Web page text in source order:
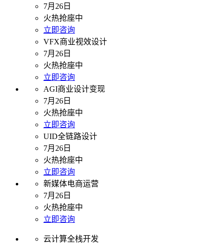
7月26日
火热抢座中
立即咨询
VFX商业视效设计
7月26日
火热抢座中
立即咨询
AGI商业设计变现
7月26日
火热抢座中
立即咨询
UID全链路设计
7月26日
火热抢座中
立即咨询
新媒体电商运营
7月26日
火热抢座中
立即咨询
云计算全栈开发